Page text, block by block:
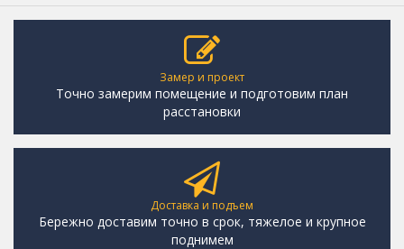
Замер и проект
Точно замерим помещение и подготовим план
расстановки
Доставка и подъем
Бережно доставим точно в срок, тяжелое и крупное
поднимем